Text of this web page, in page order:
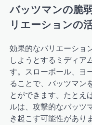
バッツマンの脆
リエーションの
効果的なバリエーショ
しようとするミディア
す。スローボール、ヨ
ることで、バッツマン
とができます。たとえ
ルは、攻撃的なバッツ
き起こす可能性があり